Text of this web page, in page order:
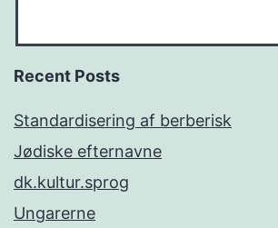
Recent Posts
Standardisering af berberisk
Jødiske efternavne
dk.kultur.sprog
Ungarerne